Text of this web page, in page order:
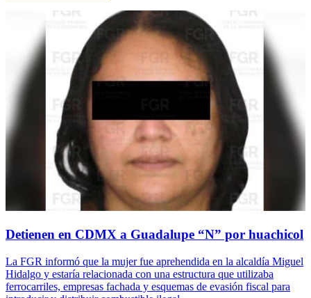
Detienen en CDMX a Guadalupe “N” por huachicol
La FGR informó que la mujer fue aprehendida en la alcaldía Miguel
Hidalgo y estaría relacionada con una estructura que utilizaba
ferrocarriles, empresas fachada y esquemas de evasión fiscal para